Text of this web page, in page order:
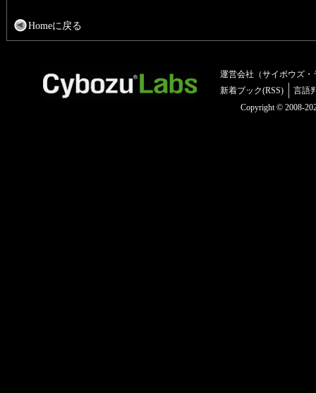
Homeに戻る
運営会社（サイボウズ・
新着ブック(RSS)
言語
Copyright © 2008-